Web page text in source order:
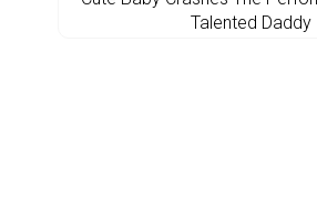
Talented Daddy